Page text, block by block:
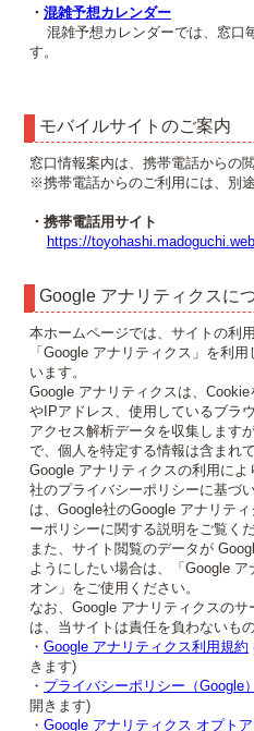
・ 混雑予想カレンダー
混雑予想カレンダーでは、窓口
す。
モバイルサイトのご案内
窓口情報案内は、携帯電話からの
※携帯電話からのご利用には、別
・携帯電話用サイト
https://
Google アナリティクスに
本ホームページでは、サイトの利
「Google アナリティクス」を利
います。
Google アナリティクスは、
やIPアドレス、使用しているブラ
アクセス解析データを収集します
で、個人を特定する情報は含まれ
Google アナリティクスの利用に
社のプライバシーポリシーに基づ
は、Google社のGoogle アナリテ
ーポリシーに関する説明をご覧くだ
また、サイト閲覧のデータが
ようにしたい場合は、「Google
オン」をご使用ください。
なお、Google アナリティクスの
は、当サイトは責任を負わないも
・ Google アナリティクス利用規約
きます)
・ プライバシーポリシー（Google）
開きます)
・ Google アナリティクス オプト